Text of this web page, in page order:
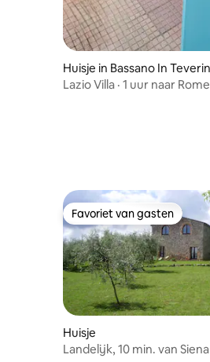
Huisje in Bassano In
Lazio Villa · 1 uur naar
Favoriet van gasten
Favoriet van gasten
Huisje
Landelijk, 10 min. van Siena